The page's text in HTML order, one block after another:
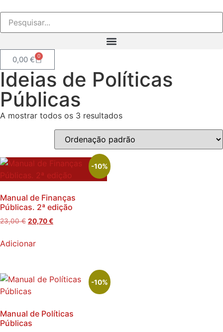
0,00 € 0
Ideias de Políticas
Públicas
A mostrar todos os 3 resultados
-10%
Manual de Finanças
Públicas. 2ª edição
23,00€ 20,70€
Adicionar
-10%
Manual de Políticas
Públicas